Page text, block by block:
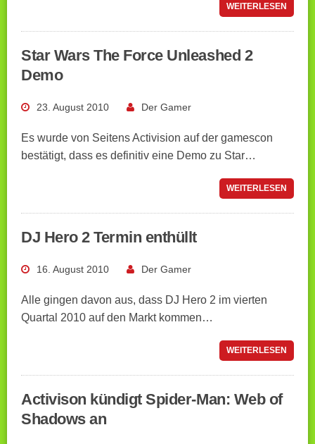
WEITERLESEN
Star Wars The Force Unleashed 2
Demo
23. August 2010 Der Gamer
Es wurde von Seitens Activision auf der gamescon
bestätigt, dass es definitiv eine Demo zu Star…
WEITERLESEN
DJ Hero 2 Termin enthüllt
16. August 2010 Der Gamer
Alle gingen davon aus, dass DJ Hero 2 im vierten
Quartal 2010 auf den Markt kommen…
WEITERLESEN
Activison kündigt Spider-Man: Web of
Shadows an